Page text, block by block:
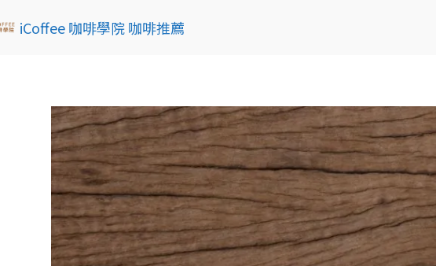
iCoffee 咖啡學院 咖啡推薦